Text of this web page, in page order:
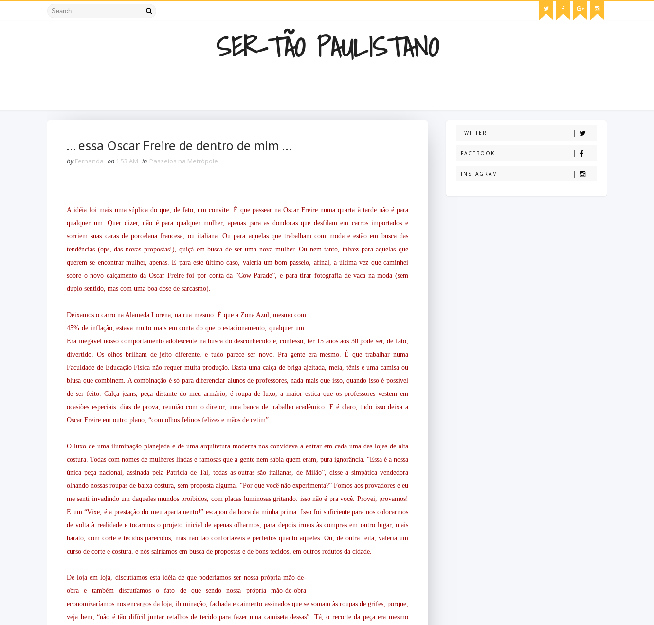
SER-TÃO PAULISTANO
... essa Oscar Freire de dentro de mim ...
by Fernanda on 1:53 AM in Passeios na Metrópole
A idéia foi mais uma súplica do que, de fato, um convite. É que passear na Oscar Freire numa quarta à tarde não é para
qualquer um. Quer dizer, não é para qualquer mulher, apenas para as dondocas que desfilam em carros importados e
sorriem suas caras de porcelana francesa, ou italiana. Ou para aquelas que trabalham com moda e estão em busca das
tendências (ops, das novas propostas!), quiçá em busca de ser uma nova mulher. Ou nem tanto, talvez para aquelas que
querem se encontrar mulher, apenas. E para este último caso, valeria um bom passeio, afinal, a última vez que caminhei
sobre o novo calçamento da Oscar Freire foi por conta da “Cow Parade”, e para tirar fotografia de vaca na moda (sem
duplo sentido, mas com uma boa dose de sarcasmo).
Deixamos o carro na Alameda Lorena, na rua mesmo. É que a Zona Azul, mesmo com
45% de inflação, estava muito mais em conta do que o estacionamento, qualquer um.
Era inegável nosso comportamento adolescente na busca do desconhecido e, confesso, ter 15 anos aos 30 pode ser, de fato,
divertido. Os olhos brilham de jeito diferente, e tudo parece ser novo. Pra gente era mesmo. É que trabalhar numa
Faculdade de Educação Física não requer muita produção. Basta uma calça de briga ajeitada, meia, tênis e uma camisa ou
blusa que combinem. A combinação é só para diferenciar alunos de professores, nada mais que isso, quando isso é possível
de ser feito. Calça jeans, peça distante do meu armário, é roupa de luxo, a maior estica que os professores vestem em
ocasiões especiais: dias de prova, reunião com o diretor, uma banca de trabalho acadêmico. E é claro, tudo isso deixa a
Oscar Freire em outro plano, “com olhos felinos felizes e mãos de cetim”.
O luxo de uma iluminação planejada e de uma arquitetura moderna nos convidava a entrar em cada uma das lojas de alta
costura. Todas com nomes de mulheres lindas e famosas que a gente nem sabia quem eram, pura ignorância. “Essa é a nossa
única peça nacional, assinada pela Patrícia de Tal, todas as outras são italianas, de Milão”, disse a simpática vendedora
olhando nossas roupas de baixa costura, sem proposta alguma. “Por que você não experimenta?” Fomos aos provadores e eu
me senti invadindo um daqueles mundos proibidos, com placas luminosas gritando: isso não é pra você. Provei, provamos!
E um “Vixe, é a prestação do meu apartamento!” escapou da boca da minha prima. Isso foi suficiente para nos colocarmos
de volta à realidade e tocarmos o projeto inicial de apenas olharmos, para depois irmos às compras em outro lugar, mais
barato, com corte e tecidos parecidos, mas não tão confortáveis e perfeitos quanto aqueles. Ou, de outra feita, valeria um
curso de corte e costura, e nós sairíamos em busca de propostas e de bons tecidos, em outros redutos da cidade.
De loja em loja, discutíamos esta idéia de que poderíamos ser nossa própria mão-de-
obra e também discutíamos o fato de que sendo nossa própria mão-de-obra
economizaríamos nos encargos da loja, iluminação, fachada e caimento assinados que se somam às roupas de grifes, porque,
veja bem, “não é tão difícil juntar retalhos de tecido para fazer uma camiseta dessas”. Tá, o recorte da peça era mesmo
TWITTER
FACEBOOK
INSTAGRAM